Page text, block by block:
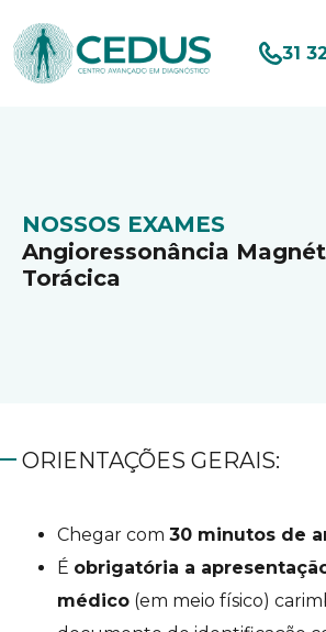
31
NOSSOS EXAMES
Angioressonância
Torácica
ORIENTAÇÕES GERAIS:
Chegar com 30 minutos de
É obrigatória a
médico (em meio físico)